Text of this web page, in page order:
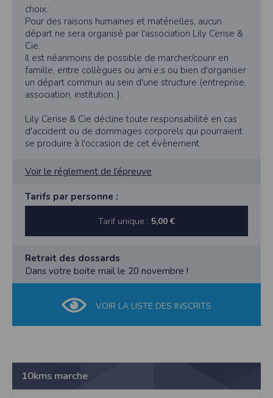
choix.
Pour des raisons humaines et matérielles, aucun
départ ne sera organisé par l'association Lily Cerise &
Cie.
Il est néanmoins de possible de marcher/courir en
famille, entre collègues ou ami.e.s ou bien d'organiser
un départ commun au sein d'une structure (entreprise,
association, institution..).
Lily Cerise & Cie décline toute responsabilité en cas
d'accident ou de dommages corporels qui pourraient
se produire à l'occasion de cet évènement.
Voir le réglement de l’épreuve
Tarifs par personne :
Tarif unique : 5,00 €
Retrait des dossards
Dans votre boite mail le 20 novembre !
VOIR LA LISTE DES INSCRITS
10kms marche
des informations à partir des photos que vous partagez.
Cette application ne requiert pas d'informations de vos contacts.
Informations sur le paiement
Aucun paiement n'étant effectué dans l'application, aucune information sur
vos cartes de crédit ou de débit ne sera collectée.
Traduction in English :
This app requires camera permissions if the user is interested in uploading a
does not require information from your contacts.
Payment information